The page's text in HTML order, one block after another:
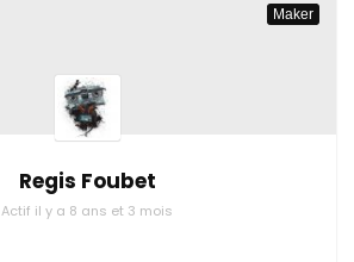
Maker
Regis Foubet
Actif il y a 8 ans et 3 mois